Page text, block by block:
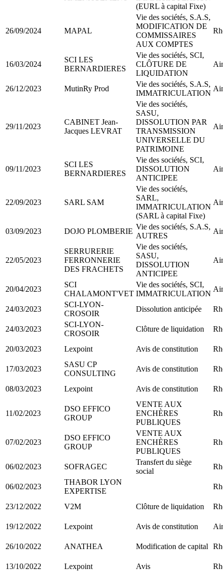
(EURL à capital Fixe)
26/09/2024 MAPAL
Vie des sociétés, S.A.S,
MODIFICATION DE
COMMISSAIRES
AUX COMPTES
16/03/2024
SCI LES
BERNARDIERES
Vie des sociétés, SCI,
CLÔTURE DE
LIQUIDATION
26/12/2023 MutinRy Prod
Vie des sociétés, S.A.S,
IMMATRICULATION
29/11/2023
CABINET Jean-
Jacques LEVRAT
Vie des sociétés,
SASU,
DISSOLUTION PAR
TRANSMISSION
UNIVERSELLE DU
PATRIMOINE
09/11/2023
SCI LES
BERNARDIERES
Vie des sociétés, SCI,
DISSOLUTION
ANTICIPEE
22/09/2023 SARL SAM
Vie des sociétés,
SARL,
IMMATRICULATION
(SARL à capital Fixe)
03/09/2023 DOJO PLOMBERIE
Vie des sociétés, S.A.S,
AUTRES
22/05/2023
SERRURERIE
FERRONNERIE
DES FRACHETS
Vie des sociétés,
SASU,
DISSOLUTION
ANTICIPEE
20/04/2023
SCI
CHALAMONT'VET
Vie des sociétés, SCI,
IMMATRICULATION
24/03/2023
SCI-LYON-
CROSOIR
Dissolution anticipée
24/03/2023
SCI-LYON-
CROSOIR
Clôture de liquidation
20/03/2023 Lexpoint Avis de constitution
17/03/2023
SASU CP
CONSULTING
Avis de constitution
08/03/2023 Lexpoint Avis de constitution
11/02/2023
DSO EFFICO
GROUP
VENTE AUX
ENCHÈRES
PUBLIQUES
07/02/2023
DSO EFFICO
GROUP
VENTE AUX
ENCHÈRES
PUBLIQUES
06/02/2023 SOFRAGEC
Transfert du siège
social
06/02/2023
THABOR LYON
EXPERTISE
23/12/2022 V2M Clôture de liquidation
19/12/2022 Lexpoint Avis de constitution
26/10/2022 ANATHEA Modification de capital
13/10/2022 Lexpoint Avis